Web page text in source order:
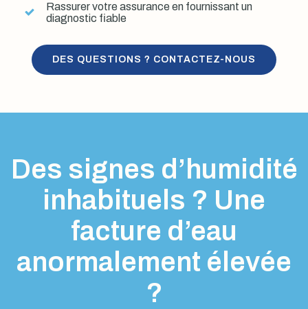
Rassurer votre assurance en fournissant un
diagnostic fiable
DES QUESTIONS ? CONTACTEZ-NOUS
Des signes d’humidité
inhabituels ? Une
facture d’eau
anormalement élevée
?